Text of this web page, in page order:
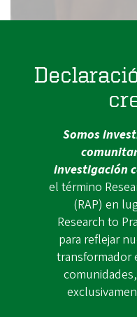
Somos
investigación
el término
(RAP) en
Research to
para reflejar
transformador